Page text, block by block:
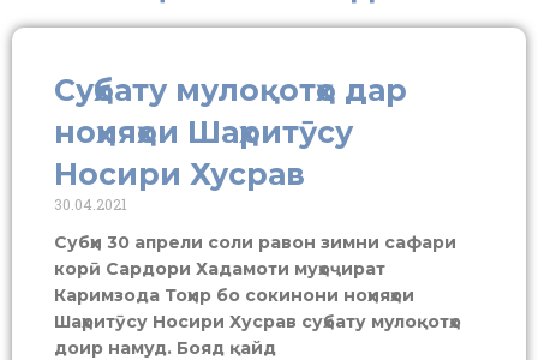
Суҳбату мулоқотҳо дар
ноҳияҳои Шаҳритӯсу
Носири Хусрав
30.04.2021
Субҳи 30 апрели соли равон зимни сафари
корӣ Сардори Хадамоти муҳоҷират
Каримзода Тоҳир бо сокинони ноҳияҳои
Шаҳритӯсу Носири Хусрав суҳбату мулоқотҳо
доир намуд. Бояд қайд